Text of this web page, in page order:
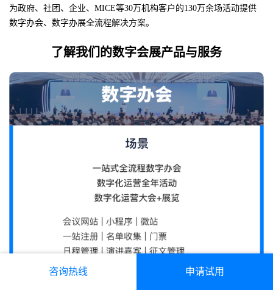
为政府、社团、企业、MICE等30万机构客户的130万余场活动提供
数字办会、数字办展全流程解决方案。
了解我们的数字会展产品与服务
咨询热线 申请试用